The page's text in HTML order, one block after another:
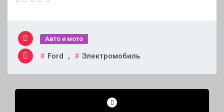
Авто и мото
Ford , Электромобиль
Навигация